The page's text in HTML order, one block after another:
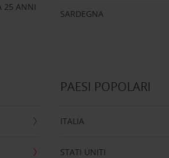
25 ANNI
SARDEGNA
PAESI POPOLARI
ITALIA
STATI UNITI